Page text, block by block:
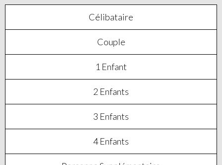
Célibataire
Couple
1 Enfant
2 Enfants
3 Enfants
4 Enfants